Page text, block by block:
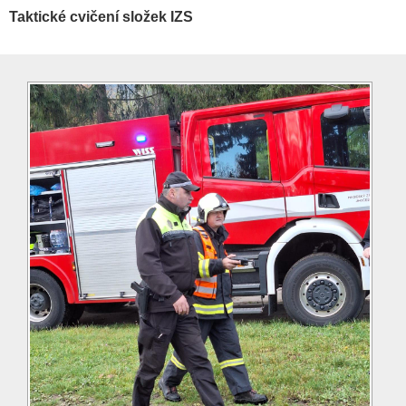
Taktické cvičení složek IZS